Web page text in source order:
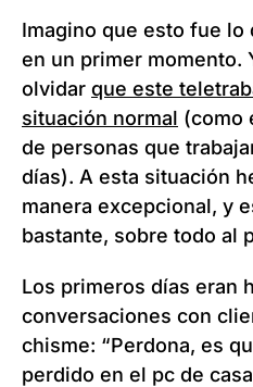
Imagino que esto fue lo
en un primer momento.
olvidar que este
situación normal (como
de personas que
días). A esta situación
manera excepcional, y
bastante, sobre todo al
Los primeros días eran
conversaciones con
chisme: “Perdona, es
perdido en el pc de